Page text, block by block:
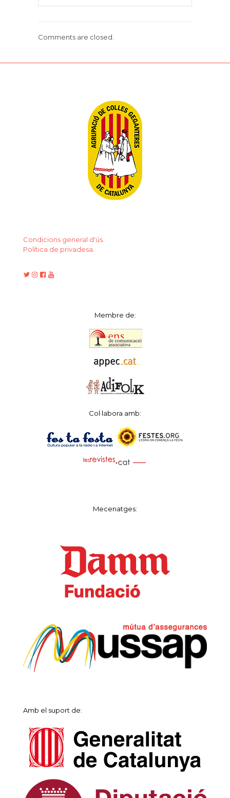
Comments are closed.
Condicions general d'ús.
Política de privadesa.
Membre de:
Col·labora amb:
Mecenatges:
Amb el suport de: